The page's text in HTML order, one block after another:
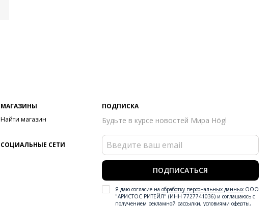
отмечен сертификатом Leather Working Group
Сезон
Страна изготовления Венгрия
Особенности
Стелька из инновационной пены с эффектом
МАГАЗИНЫ
Найти магазин
СОЦИАЛЬНЫЕ СЕТИ
ПОДПИСКА
Будьте в курсе новостей Мира Högl
ПОДПИСАТЬСЯ
Я даю согласие на обработку персональных данныхООО
"АРИСТОС РИТЕЙЛ" (ИНН 7727741036) и соглашаюсь с
получением рекламной рассылки, условиями оферты,